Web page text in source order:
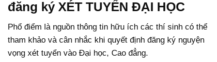
đăng ký XÉT TUYỂN ĐẠI HỌC
Phổ điểm là nguồn thông tin hữu ích các thí sinh có thể
tham khảo và cân nhắc khi quyết định đăng ký nguyện
vọng xét tuyển vào Đại học, Cao đẳng.